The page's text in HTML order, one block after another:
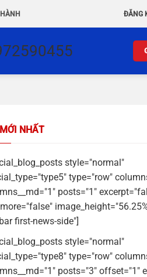
ĐĂNG
MỚI NHẤT
style="normal"
type="row"
posts="1"
first-news-side"]
style="normal"
type="row"
posts="3" offset="1"